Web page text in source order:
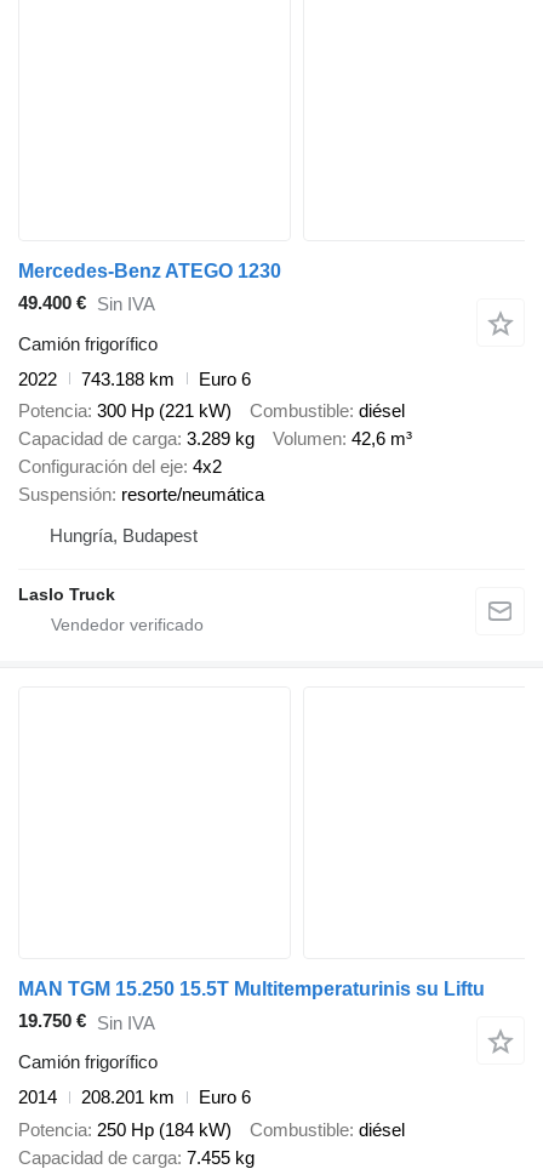
Mercedes-Benz ATEGO 1230
49.400 € Sin IVA
Camión frigorífico
2022
743.188 km
Euro 6
Potencia 300 Hp (221 kW) Combustible diésel
Capacidad de carga 3.289 kg Volumen 42,6 m³
Configuración del eje 4x2
Suspensión resorte/neumática
Hungría, Budapest
Laslo Truck
MAN TGM 15.250 15.5T Multitemperaturinis su Liftu
19.750 € Sin IVA
Camión frigorífico
2014
208.201 km
Euro 6
Potencia 250 Hp (184 kW) Combustible diésel
Capacidad de carga 7.455 kg